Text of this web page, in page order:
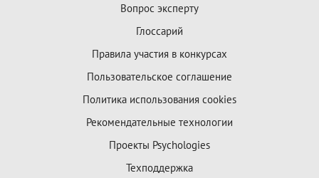
Вопрос эксперту
Глоссарий
Правила участия в конкурсах
Пользовательское соглашение
Политика использования cookies
Рекомендательные технологии
Проекты Psychologies
Техподдержка